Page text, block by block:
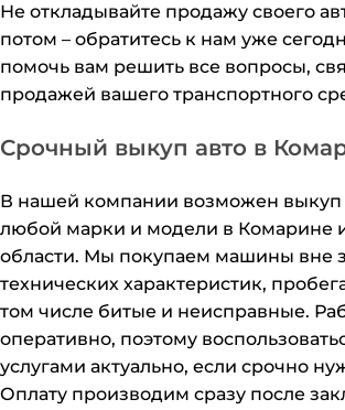
Не откладывайте продажу своего
потом – обратитесь к нам уже
помочь вам решить все вопросы,
продажей вашего транспортного
Срочный выкуп авто в
В нашей компании возможен выкуп
любой марки и модели в Комарине
области. Мы покупаем машины вне
технических характеристик,
том числе битые и неисправные.
оперативно, поэтому
услугами актуально, если срочно
Оплату производим сразу после